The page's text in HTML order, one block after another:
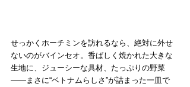
せっかくホーチミンを訪れるなら、絶対に外せ
ないのがバインセオ。香ばしく焼かれた大きな
生地に、ジューシーな具材、たっぷりの野菜
――まさに“ベトナムらしさ”が詰まった一皿で